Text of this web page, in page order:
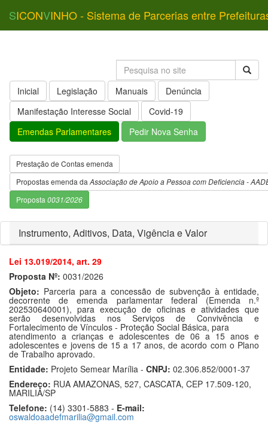
SICONVINHO - Sistema de Parcerias entre
Inicial Legislação Manuais
Denúncia
Manifestação Interesse Social
Covid-19
Emendas Parlamentares
Pedir Nova Senha
Prestação de Contas emenda
Propostas emenda da Associação de Apoio a Pessoa com Deficiencia -
Proposta 0031/2026
Instrumento, Aditivos, Data, Vigência e Valor
Lei 13.019/2014, art. 29
Proposta Nº: 0031/2026
Objeto: Parceria para a concessão de subvenção à entidade,
decorrente de emenda parlamentar federal (Emenda n.º
202530640001), para execução de oficinas e atividades que
serão desenvolvidas nos Serviços de Convivência e
Fortalecimento de Vínculos - Proteção Social Básica, para
atendimento a crianças e adolescentes de 06 a 15 anos e
adolescentes e jovens de 15 a 17 anos, de acordo com o Plano
de Trabalho aprovado.
Entidade: Projeto Semear Marília - CNPJ: 02.306.852/0001-37
Endereço: RUA AMAZONAS, 527, CASCATA, CEP 17.509-120,
MARILIA/SP
Telefone: (14) 3301-5883 - E-mail:
oswaldoaadefmarilia@gmail.com